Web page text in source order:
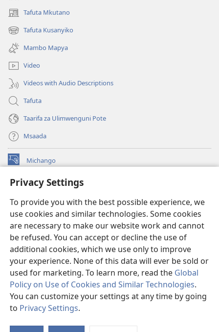
Privacy Settings
To provide you with the best possible experience, we
use cookies and similar technologies. Some cookies
are necessary to make our website work and cannot
be refused. You can accept or decline the use of
additional cookies, which we use only to improve
your experience. None of this data will ever be sold or
used for marketing. To learn more, read the Global
Policy on Use of Cookies and Similar Technologies.
You can customize your settings at any time by going
to Privacy Settings.
Tafuta Mkutano
(opens
new
window)
Tafuta Kusanyiko
(opens
new
window)
Mambo Mapya
Video
Videos with Audio Descriptions
Tafuta
Taarifa za Ulimwenguni Pote
Msaada
Michango
(opens
window)Watchtower MAKTABA KWENYE MTANDAO™
new
window)JW Hub ®
(opens
new
window)
®
Watchtower Library
Copyright© 2026 Watch Tower Bible and Tract Society of Pennsylvania.
MASHARTI YA MATUMIZI